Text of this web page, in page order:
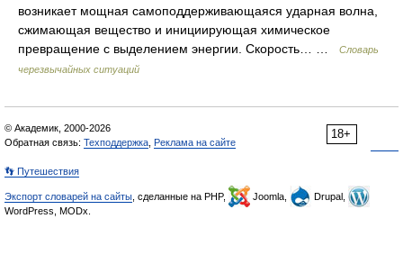
возникает мощная самоподдерживающаяся ударная волна,
сжимающая вещество и инициирующая химическое
превращение с выделением энергии. Скорость… …
Словарь
черезвычайных ситуаций
18+
© Академик, 2000-2026
Обратная связь: Техподдержка Реклама на сайте
👣 Путешествия
Экспорт словарей на сайты , сделанные на PHP, Joomla,
Drupal,
WordPress, MODx.